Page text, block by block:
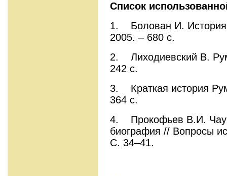
Список
1. Болован И.
2005. – 680 с.
2. Лиходиевский В.
242 с.
3. Краткая история
364 с.
4. Прокофьев В.И.
биография // Вопросы
С. 34–41.